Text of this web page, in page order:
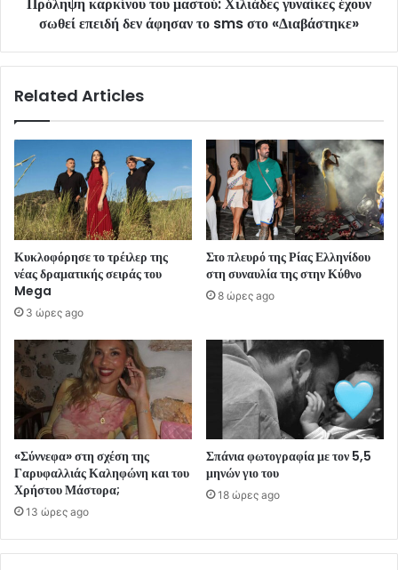
σωθεί επειδή δεν άφησαν το sms στο «Διαβάστηκε»
Related Articles
Κυκλοφόρησε το τρέιλερ της
νέας δραματικής σειράς του
Mega
3 ώρες ago
Στο πλευρό της Ρίας Ελληνίδου
στη συναυλία της στην Κύθνο
8 ώρες ago
«Σύννεφα» στη σχέση της
Γαρυφαλλιάς Καληφώνη και του
Χρήστου Μάστορα;
13 ώρες ago
Σπάνια φωτογραφία με τον 5,5
μηνών γιο του
18 ώρες ago